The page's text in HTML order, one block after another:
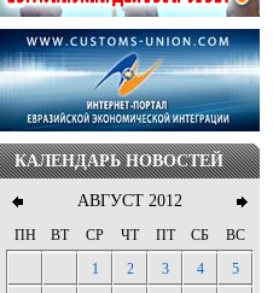
КАЛЕНДАРЬ НОВОСТЕЙ
АВГУСТ 2012
ПН ВТ СР ЧТ ПТ СБ
ВС
1
2 3 4
5